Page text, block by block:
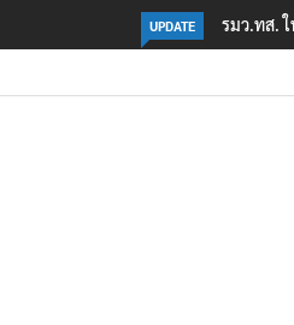
UPDATE
เสือโคร่งทำร้ายเจ้าหน้าที่เขตฯห้วยขาแข้ง